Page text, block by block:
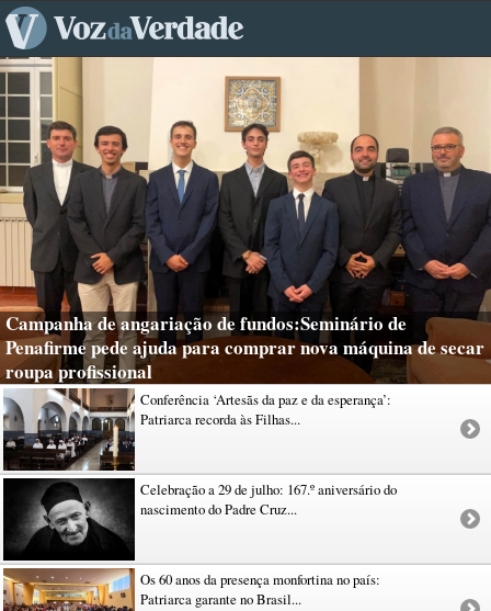
Campanha de angariação de fundos:Seminário de
Penafirme pede ajuda para comprar nova máquina de secar
roupa profissional
Conferência ‘Artesãs da paz e da esperança’:
Patriarca recorda às Filhas...
Celebração a 29 de julho: 167.º aniversário do
nascimento do Padre Cruz...
Os 60 anos da presença monfortina no país:
Patriarca garante no Brasil...